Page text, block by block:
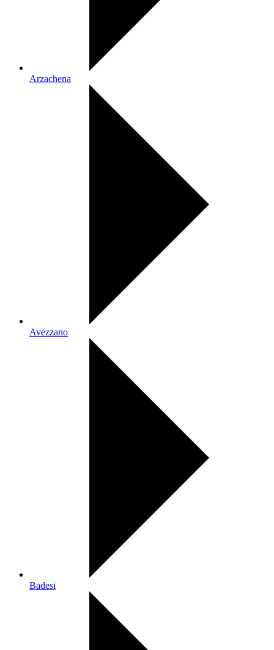
Arzachena
Avezzano
Badesi